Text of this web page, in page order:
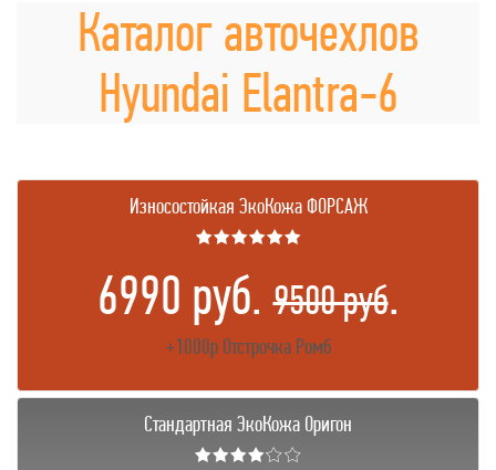
Каталог авточехлов
Hyundai Elantra-6
Износостойкая ЭкоКожа ФОРСАЖ
★★★★★★
6990 руб.9500 руб.
+1000р Отстрочка Ромб
Стандартная ЭкоКожа Оригон
★★★★☆☆